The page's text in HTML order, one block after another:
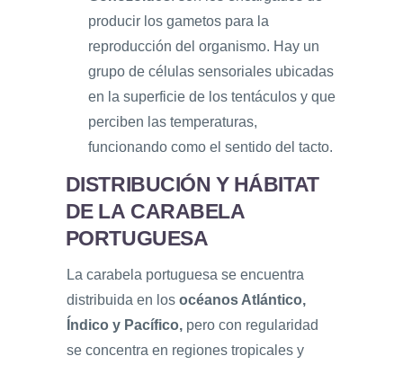
producir los gametos para la
reproducción del organismo. Hay un
grupo de células sensoriales ubicadas
en la superficie de los tentáculos y que
perciben las temperaturas,
funcionando como el sentido del tacto.
DISTRIBUCIÓN Y HÁBITAT
DE LA CARABELA
PORTUGUESA
La carabela portuguesa se encuentra
distribuida en los océanos Atlántico,
Índico y Pacífico, pero con regularidad
se concentra en regiones tropicales y